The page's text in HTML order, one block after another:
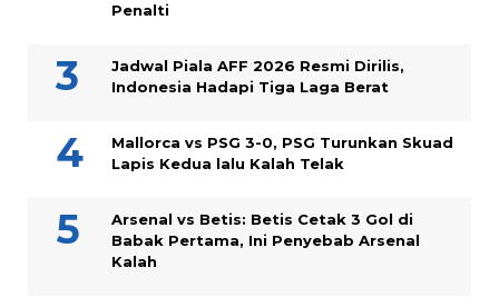
Penalti
Jadwal Piala AFF 2026 Resmi Dirilis,
Indonesia Hadapi Tiga Laga Berat
Mallorca vs PSG 3-0, PSG Turunkan Skuad
Lapis Kedua lalu Kalah Telak
Arsenal vs Betis: Betis Cetak 3 Gol di
Babak Pertama, Ini Penyebab Arsenal
Kalah